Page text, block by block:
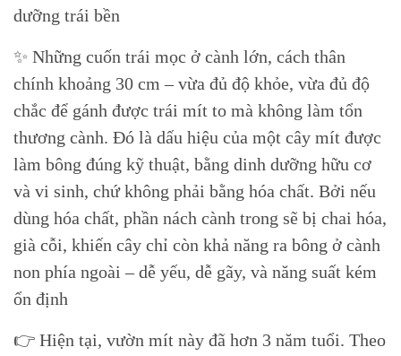
dưỡng trái bền
✨ Những cuốn trái mọc ở cành lớn, cách thân
chính khoảng 30 cm – vừa đủ độ khỏe, vừa đủ độ
chắc để gánh được trái mít to mà không làm tổn
thương cành. Đó là dấu hiệu của một cây mít được
làm bông đúng kỹ thuật, bằng dinh dưỡng hữu cơ
và vi sinh, chứ không phải bằng hóa chất. Bởi nếu
dùng hóa chất, phần nách cành trong sẽ bị chai hóa,
già cỗi, khiến cây chỉ còn khả năng ra bông ở cành
non phía ngoài – dễ yếu, dễ gãy, và năng suất kém
ổn định
👉 Hiện tại, vườn mít này đã hơn 3 năm tuổi. Theo